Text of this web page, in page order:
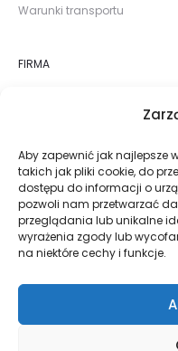
Aby zapewnić jak najlepsze
takich jak pliki cookie, do
dostępu do informacji o
pozwoli nam przetwarzać
przeglądania lub unikalne
wyrażenia zgody lub
na niektóre cechy i funkcje.
Warunki transportu
FIRMA
Realizacje
Blog
Kontakt